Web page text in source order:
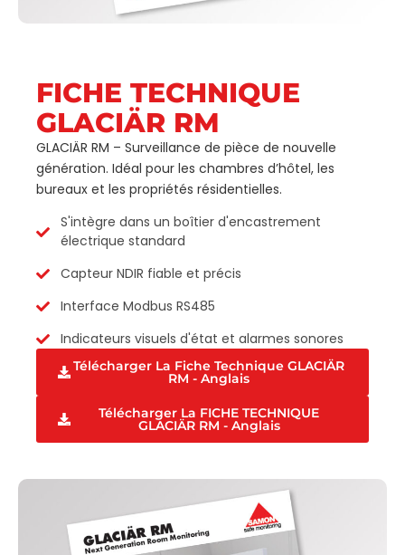
FICHE TECHNIQUE
GLACIÄR RM
GLACIÄR RM – Surveillance de pièce de nouvelle
génération. Idéal pour les chambres d’hôtel, les
bureaux et les propriétés résidentielles.
S'intègre dans un boîtier d'encastrement
électrique standard
Capteur NDIR fiable et précis
Interface Modbus RS485
Indicateurs visuels d'état et alarmes sonores
Télécharger La Fiche Technique GLACIÄR
RM - Anglais
Télécharger La FICHE TECHNIQUE
GLACIÄR RM - Anglais